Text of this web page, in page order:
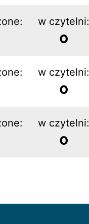
w czytelni:
0
w czytelni:
0
w czytelni:
0